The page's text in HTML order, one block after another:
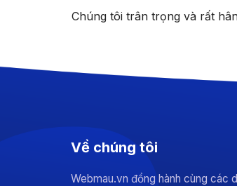
Chúng tôi trân trọng và rất
Về chúng tôi
Webmau.vn đồng hành cùng các